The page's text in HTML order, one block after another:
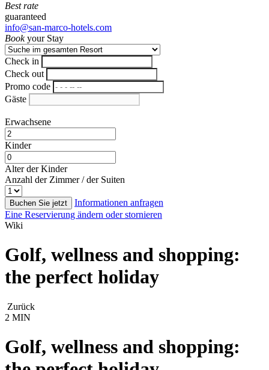
Best rate
guaranteed
info@san-marco-hotels.com
Bookyour Stay
Check in
Check out
Promo code
Gäste
Erwachsene
Kinder
Alter der Kinder
Anzahl der Zimmer / der Suiten
Buchen Sie jetzt
Informationen anfragen
Eine Reservierung ändern oder stornieren
Wiki
Golf, wellness and shopping:
the perfect holiday
Zurück
2 MIN
Golf, wellness and shopping: